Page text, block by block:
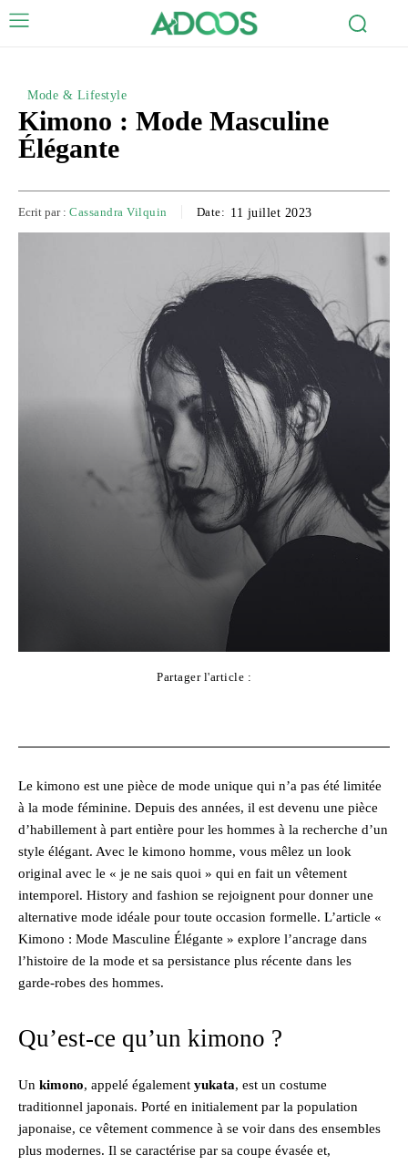
Mode & Lifestyle
Kimono : Mode Masculine
Élégante
Ecrit par : Cassandra Vilquin Date: 11 juillet 2023
Partager l'article :
Le kimono est une pièce de mode unique qui n’a pas été limitée
à la mode féminine. Depuis des années, il est devenu une pièce
d’habillement à part entière pour les hommes à la recherche d’un
style élégant. Avec le kimono homme, vous mêlez un look
original avec le « je ne sais quoi » qui en fait un vêtement
intemporel. History and fashion se rejoignent pour donner une
alternative mode idéale pour toute occasion formelle. L’article «
Kimono : Mode Masculine Élégante » explore l’ancrage dans
l’histoire de la mode et sa persistance plus récente dans les
garde-robes des hommes.
Qu’est-ce qu’un kimono ?
Un kimono, appelé également yukata, est un costume
traditionnel japonais. Porté en initialement par la population
japonaise, ce vêtement commence à se voir dans des ensembles
plus modernes. Il se caractérise par sa coupe évasée et,